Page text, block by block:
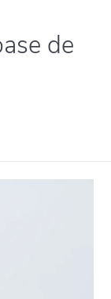
de